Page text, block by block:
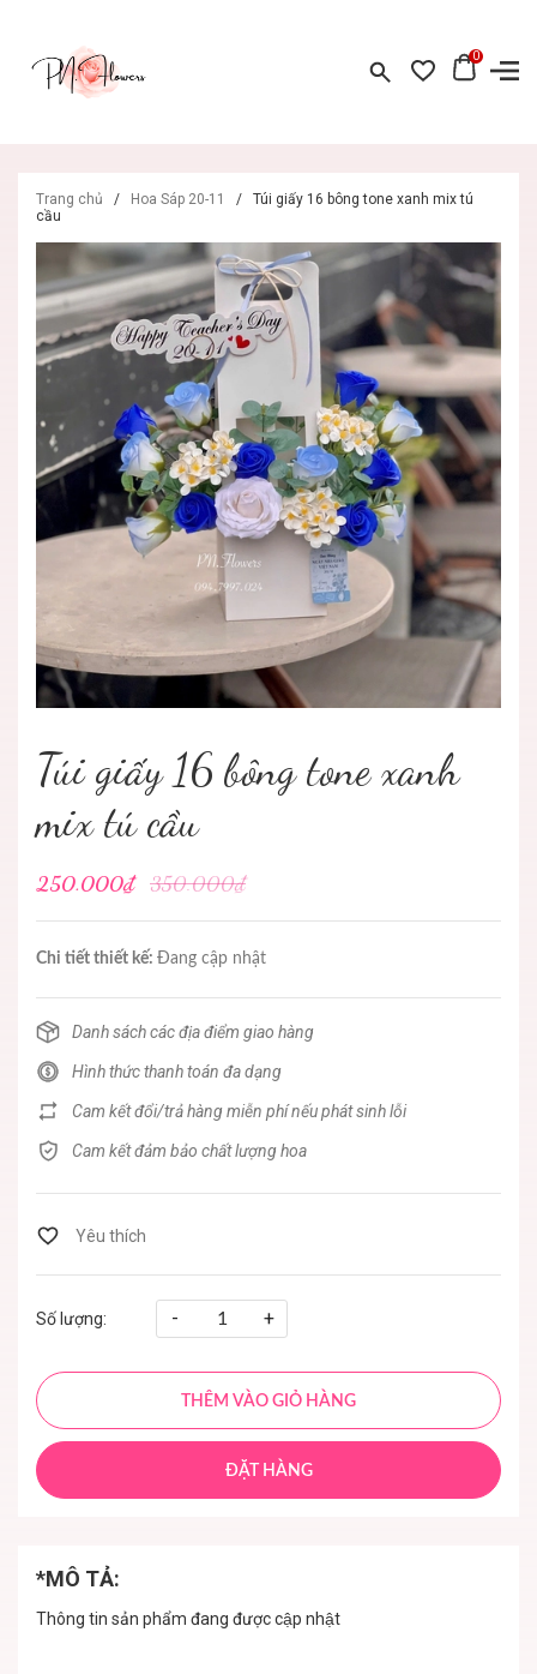
0
Trang chủ / Hoa Sáp 20-11 /
Túi giấy 16 bông tone xanh mix tú
cầu
Túi giấy 16 bông tone xanh
mix tú cầu
250.000₫ 350.000₫
Chi tiết thiết kế: Đang cập nhật
Danh sách các địa điểm giao hàng
Hình thức thanh toán đa dạng
Cam kết đổi/trả hàng miễn phí nếu phát sinh lỗi
Cam kết đảm bảo chất lượng hoa
Số lượng: - +
THÊM VÀO GIỎ HÀNG
ĐẶT HÀNG
*MÔ TẢ:
Thông tin sản phẩm đang được cập nhật